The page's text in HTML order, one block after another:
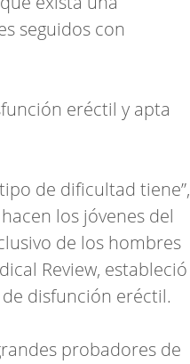
seguidos con
de dificultad tiene”,
los jóvenes del
de los hombres
Review, estableció
disfunción eréctil.
probadores de